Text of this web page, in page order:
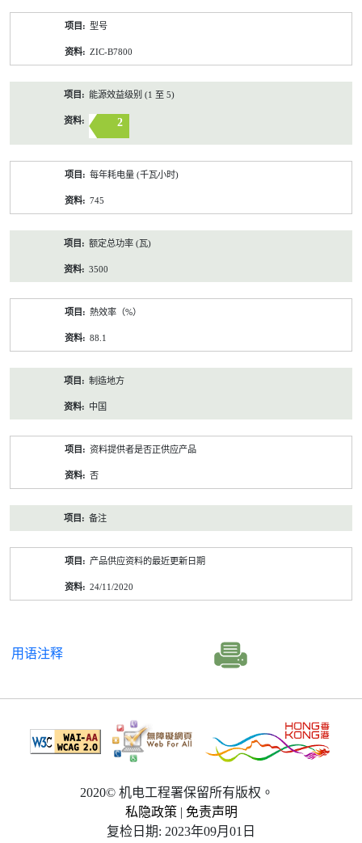
型号
ZIC-B7800
能源效益级别 (1 至 5)
2
每年耗电量 (千瓦小时)
745
额定总功率 (瓦)
3500
熱效率（%）
88.1
制造地方
中国
资料提供者是否正供应产品
否
备注
产品供应资料的最近更新日期
24/11/2020
用语注释
2020© 机电工程署保留所有版权。
私隐政策 | 免责声明
复检日期: 2023年09月01日